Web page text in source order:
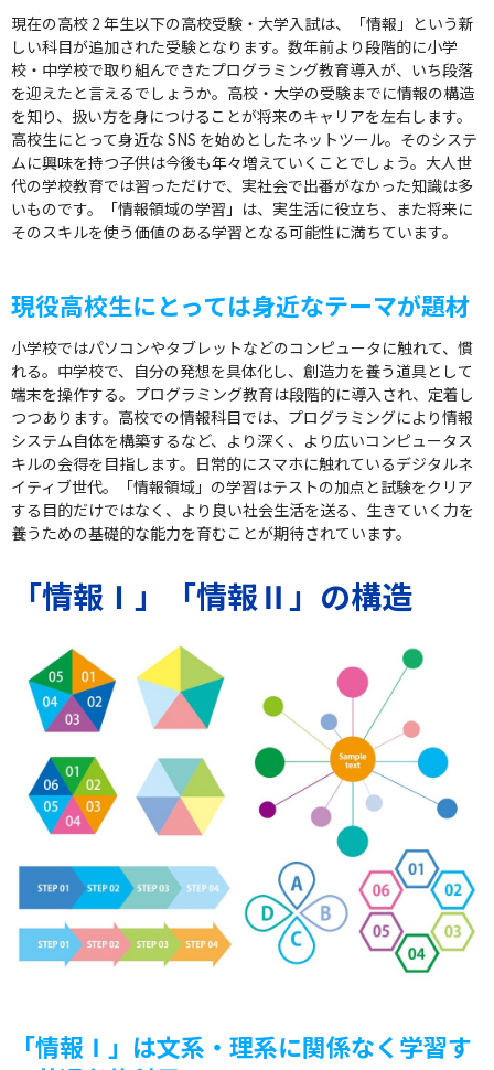
現在の高校 2 年生以下の高校受験・大学入試は、「情報」という新
しい科目が追加された受験となります。数年前より段階的に小学
校・中学校で取り組んできたプログラミング教育導入が、いち段落
を迎えたと言えるでしょうか。高校・大学の受験までに情報の構造
を知り、扱い方を身につけることが将来のキャリアを左右します。
高校生にとって身近な SNS を始めとしたネットツール。そのシステ
ムに興味を持つ子供は今後も年々増えていくことでしょう。大人世
代の学校教育では習っただけで、実社会で出番がなかった知識は多
いものです。「情報領域の学習」は、実生活に役立ち、また将来に
そのスキルを使う価値のある学習となる可能性に満ちています。
現役高校生にとっては身近なテーマが題材
小学校ではパソコンやタブレットなどのコンピュータに触れて、慣
れる。中学校で、自分の発想を具体化し、創造力を養う道具として
端末を操作する。プログラミング教育は段階的に導入され、定着し
つつあります。高校での情報科目では、プログラミングにより情報
システム自体を構築するなど、より深く、より広いコンピュータス
キルの会得を目指します。日常的にスマホに触れているデジタルネ
イティブ世代。「情報領域」の学習はテストの加点と試験をクリア
する目的だけではなく、より良い社会生活を送る、生きていく力を
養うための基礎的な能力を育むことが期待されています。
「情報Ⅰ」「情報Ⅱ」の構造
「情報Ⅰ」は文系・理系に関係なく学習す